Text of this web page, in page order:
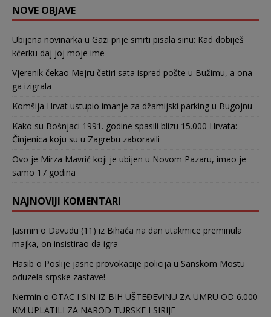
NOVE OBJAVE
Ubijena novinarka u Gazi prije smrti pisala sinu: Kad dobiješ
kćerku daj joj moje ime
Vjerenik čekao Mejru četiri sata ispred pošte u Bužimu, a ona
ga izigrala
Komšija Hrvat ustupio imanje za džamijski parking u Bugojnu
Kako su Bošnjaci 1991. godine spasili blizu 15.000 Hrvata:
Činjenica koju su u Zagrebu zaboravili
Ovo je Mirza Mavrić koji je ubijen u Novom Pazaru, imao je
samo 17 godina
NAJNOVIJI KOMENTARI
Jasmin o Davudu (11) iz Bihaća na dan utakmice preminula
majka, on insistirao da igra
Hasib o Poslije jasne provokacije policija u Sanskom Mostu
oduzela srpske zastave!
Nermin o OTAC I SIN IZ BIH UŠTEĐEVINU ZA UMRU OD 6.000
KM UPLATILI ZA NAROD TURSKE I SIRIJE